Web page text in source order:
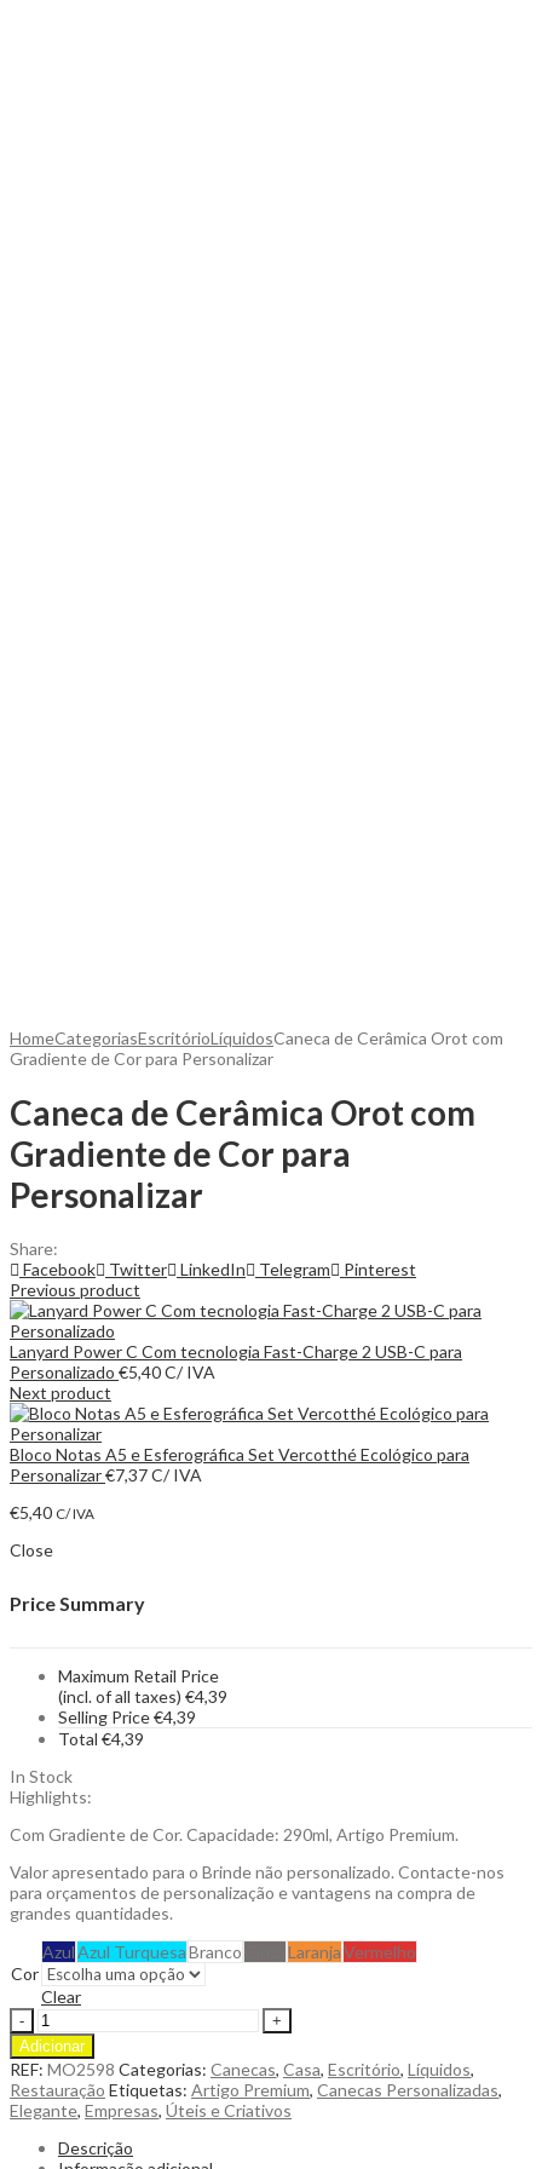
HomeCategoriasEscritórioLíquidosCaneca de Cerâmica Orot com
Gradiente de Cor para Personalizar
Caneca de Cerâmica Orot com
Gradiente de Cor para
Personalizar
Share:
Facebook
Twitter LinkedIn Telegram
Pinterest
Previous product
Lanyard Power C Com tecnologia Fast-Charge 2 USB-C para
Personalizado €5,40C/ IVA
Next product
Bloco Notas A5 e Esferográfica Set Vercotthé Ecológico para
Personalizar€7,37C/ IVA
€5,40 C/ IVA
Close
Price Summary
Maximum Retail Price
(incl. of all taxes) €4,39
Selling Price€4,39
Total €4,39
In Stock
Highlights:
Com Gradiente de Cor. Capacidade: 290ml, Artigo Premium.
Valor apresentado para o Brinde não personalizado. Contacte-nos
para orçamentos de personalização e vantagens na compra de
grandes quantidades.
Cor
AzulAzul TurquesaBranco LaranjaVermelho
Clear
Caneca
de
Cerâmica
Orot
com
Gradiente
Cor
Adicionar
REF: MO2598 Categorias: Canecas, Casa, Escritório, Líquidos,
Restauração Etiquetas: Artigo Premium, Canecas Personalizadas,
Elegante, Empresas, Úteis e Criativos
Descrição